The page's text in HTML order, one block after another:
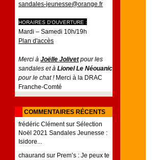
sandales-jeunesse@orange.fr
HORAIRES D'OUVERTURE :
Mardi – Samedi 10h/19h
Plan d'accès
Merci à Joëlle Jolivetpour les
sandales et à Lionel Le Néouanic
pour le chat !Merci à la DRAC
Franche-Comté
COMMENTAIRES RÉCENTS
frédéric Clémentsur Sélection
Noël 2021 Sandales Jeunesse :
Isidore...
chaurand sur Prem’s : Je peux te